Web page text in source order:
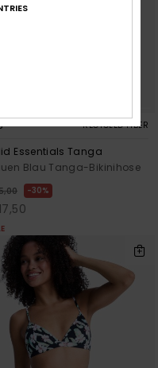
RECYCLED FIBER
Essentials Tanga
Blau Tanga-Bikinihose
30%